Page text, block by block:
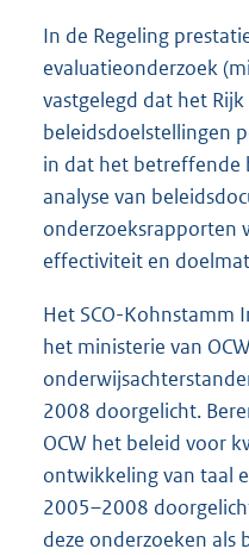
In de Regeling
evaluatieonderzoek
vastgelegd dat het
beleidsdoelstellingen
in dat het betreffende
analyse van
onderzoeksrapporten
effectiviteit en
Het SCO-Kohnstamm
het ministerie van
2008 doorgelicht.
OCW het beleid voor
ontwikkeling van taal
2005–2008
deze onderzoeken als